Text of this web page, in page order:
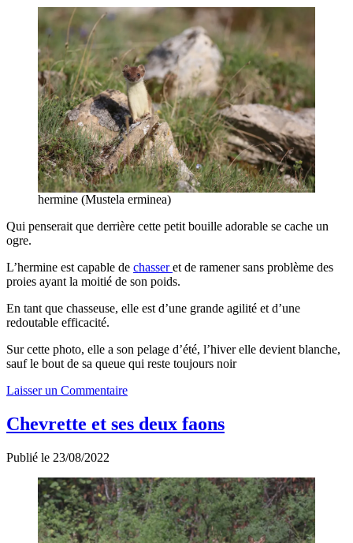
hermine (Mustela erminea)
Qui penserait que derrière cette petit bouille adorable se cache un
ogre.
L’hermine est capable de chasseret de ramener sans problème des
proies ayant la moitié de son poids.
En tant que chasseuse, elle est d’une grande agilité et d’une
redoutable efficacité.
Sur cette photo, elle a son pelage d’été, l’hiver elle devient blanche,
sauf le bout de sa queue qui reste toujours noir
Laisser un Commentaire
Chevrette et ses deux faons
Publié le 23/08/2022